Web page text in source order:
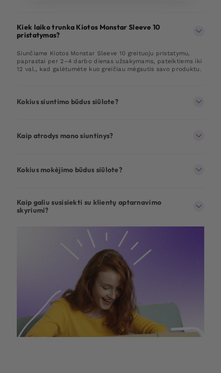
Kiek laiko trunka Kiotos Monstar Sleeve 10
pristatymas?
Siunčiame Kiotos Monstar Sleeve 10 greituoju pristatymu,
paprastai per 2–4 darbo dienas užsakymams, pateiktiems iki
12 val., kad galėtumėte kuo greičiau mėgautis savo produktu.
Kokius siuntimo būdus siūlote?
Kaip atrodys mano siuntinys?
Kokius mokėjimo būdus siūlote?
Kaip galiu susisiekti su klientų aptarnavimo
skyriumi?